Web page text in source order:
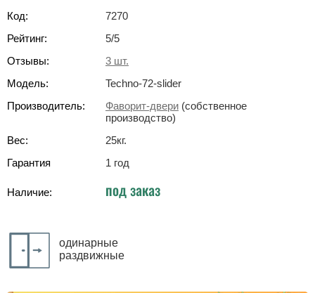
Код:
7270
Рейтинг:
5/5
Отзывы:
3 шт.
Модель:
Techno-72-slider
Производитель:
Фаворит-двери (собственное
производство)
Вес:
25кг.
Гарантия
1 год
Наличие: под заказ
одинарные
раздвижные